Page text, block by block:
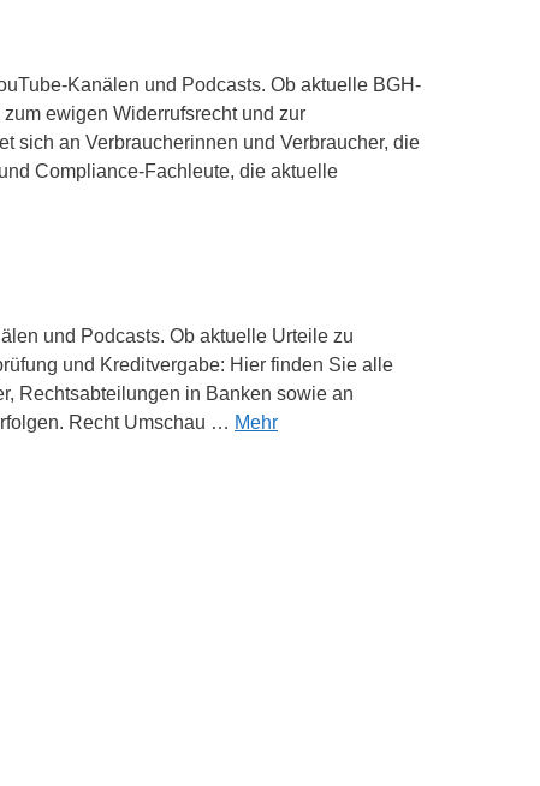
Kanälen und Podcasts. Ob aktuelle BGH-
ewigen Widerrufsrecht und zur
sich an Verbraucherinnen und Verbraucher, die
Compliance-Fachleute, die aktuelle
und Podcasts. Ob aktuelle Urteile zu
und Kreditvergabe: Hier finden Sie alle
Rechtsabteilungen in Banken sowie an
Recht Umschau … Mehr